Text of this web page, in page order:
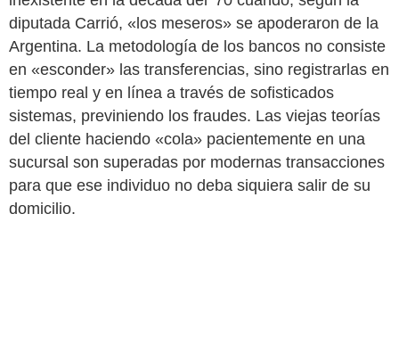
diputada Carrió, «los meseros» se apoderaron de la
Argentina. La metodología de los bancos no consiste
en «esconder» las transferencias, sino registrarlas en
tiempo real y en línea a través de sofisticados
sistemas, previniendo los fraudes. Las viejas teorías
del cliente haciendo «cola» pacientemente en una
sucursal son superadas por modernas transacciones
para que ese individuo no deba siquiera salir de su
domicilio.